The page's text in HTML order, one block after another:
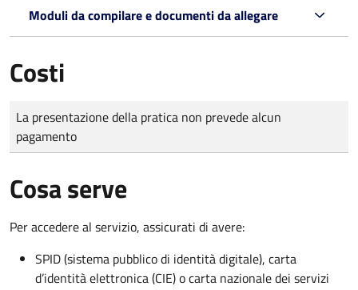
Moduli da compilare e documenti da allegare
Costi
Tipo di pagamento
Importo
La presentazione della pratica non prevede alcun
pagamento
Cosa serve
Per accedere al servizio, assicurati di avere:
SPID (sistema pubblico di identità digitale), carta
d’identità elettronica (CIE) o carta nazionale dei servizi